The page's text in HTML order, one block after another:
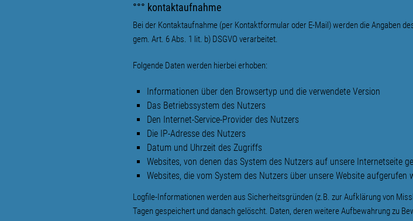
°°° kontaktaufnahme
Bei der Kontaktaufnahme (per Kontaktformular oder E-Mail) werden die Angaben
gem. Art. 6 Abs. 1 lit. b) DSGVO verarbeitet.
Folgende Daten werden hierbei erhoben:
Informationen über den Browsertyp und die verwendete Version
Das Betriebssystem des Nutzers
Den Internet-Service-Provider des Nutzers
Die IP-Adresse des Nutzers
Datum und Uhrzeit des Zugriffs
Websites, von denen das System des Nutzers auf unsere Internetseite
Websites, die vom System des Nutzers über unsere Website aufgerufen
Logfile-Informationen werden aus Sicherheitsgründen (z.B. zur Aufklärung von
Tagen gespeichert und danach gelöscht. Daten, deren weitere Aufbewahrung zu